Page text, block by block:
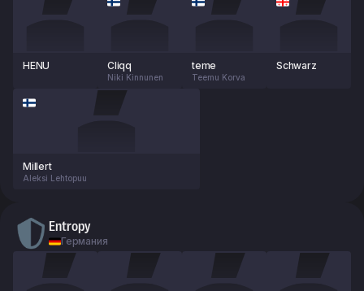
HENU Cliqq
Niki Kinnunen
teme
Teemu Korva
Schwarz
Millert
Aleksi Lehtopuu
Entropy
Германия